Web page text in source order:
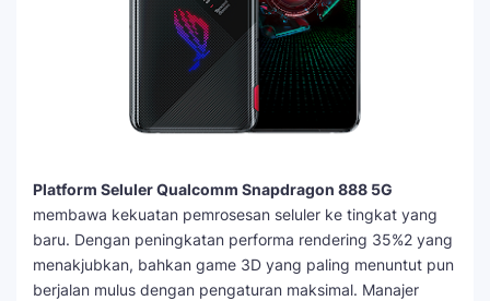
Platform Seluler Qualcomm Snapdragon 888 5G
membawa kekuatan pemrosesan seluler ke tingkat yang
baru. Dengan peningkatan performa rendering 35%2 yang
menakjubkan, bahkan game 3D yang paling menuntut pun
berjalan mulus dengan pengaturan maksimal. Manajer